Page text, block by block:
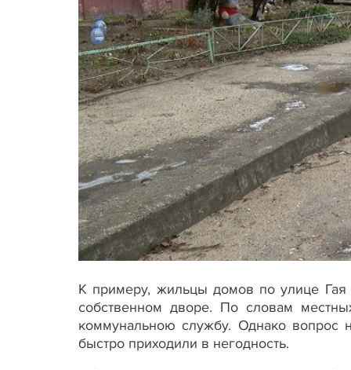
К примеру, жильцы домов по улице Гая
собственном дворе. По словам
коммунальною службу. Однако
быстро приходили в негодность.